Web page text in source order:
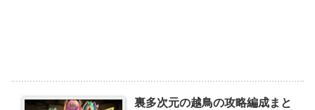
裏多次元の越鳥の攻略編成まと